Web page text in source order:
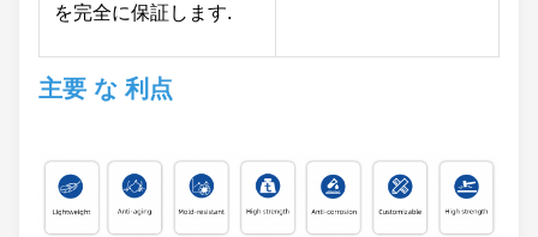
を完全に保証します.
主要 な 利点